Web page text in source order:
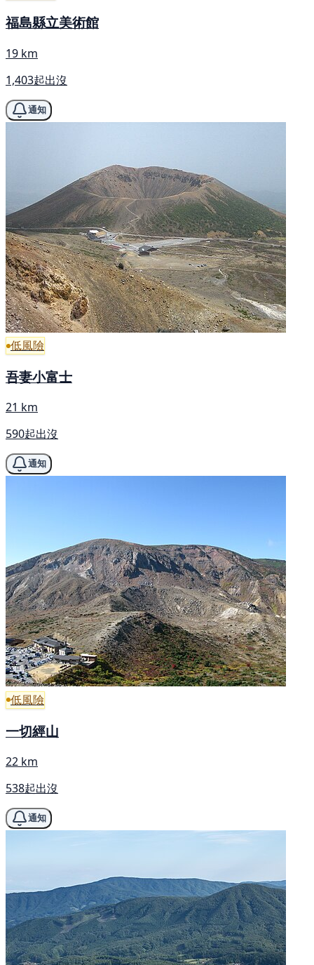
福島縣立美術館
19 km
1,403起出沒
通知
低風險
吾妻小富士
21 km
590起出沒
通知
低風險
一切經山
22 km
538起出沒
通知